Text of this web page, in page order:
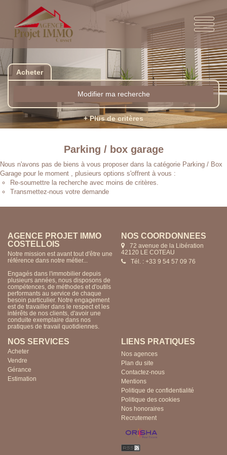
Acheter
Modifier ma recherche
+ Plus de critères
Parking / box garage
Nous n'avons pas de biens à vous proposer dans la catégorie Parking / Box
Garage pour le moment , plusieurs options s'offrent à vous :
Re-soumettre la recherche avec moins de critères.
Transmettez-nous votre demande
AGENCE PROJET IMMO
COSTELLOIS
Notre mission est avant tout d'être une
référence dans notre métier...
Engagés dans l'immobilier depuis
plusieurs années, nous disposons de
compétences, de méthodes et d'outils
performants au service de chaque
besoin particulier. Notre engagement
est de travailler dans le respect et les
intérêts de nos clients, d'avoir une
conduite exemplaire dans nos
pratiques de travail quotidiennes.
NOS COORDONNÉES
72 avenue de la Libération
42120 LE COTEAU
Tél. : +33 9 54 57 09 76
NOS SERVICES
Acheter
Vendre
Gérance
Estimation
LIENS PRATIQUES
Nos agences
Plan du site
Contactez-nous
Mentions
Politique de confidentialité
Politique des cookies
Nos honoraires
Recrutement